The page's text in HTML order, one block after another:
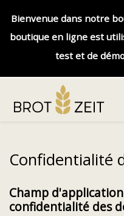
Bienvenue dans notre
boutique en ligne est
test et de
Confidentialité
Champ
confidentialité des